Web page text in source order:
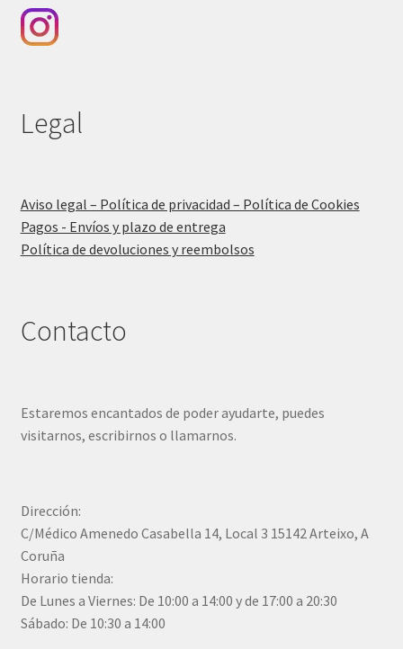
Legal
Aviso legal – Política de privacidad – Política de Cookies
Pagos - Envíos y plazo de entrega
Política de devoluciones y reembolsos
Contacto
Estaremos encantados de poder ayudarte, puedes
visitarnos, escribirnos o llamarnos.
Dirección:
C/Médico Amenedo Casabella 14, Local 3 15142 Arteixo, A
Coruña
Horario tienda:
De Lunes a Viernes: De 10:00 a 14:00 y de 17:00 a 20:30
Sábado: De 10:30 a 14:00